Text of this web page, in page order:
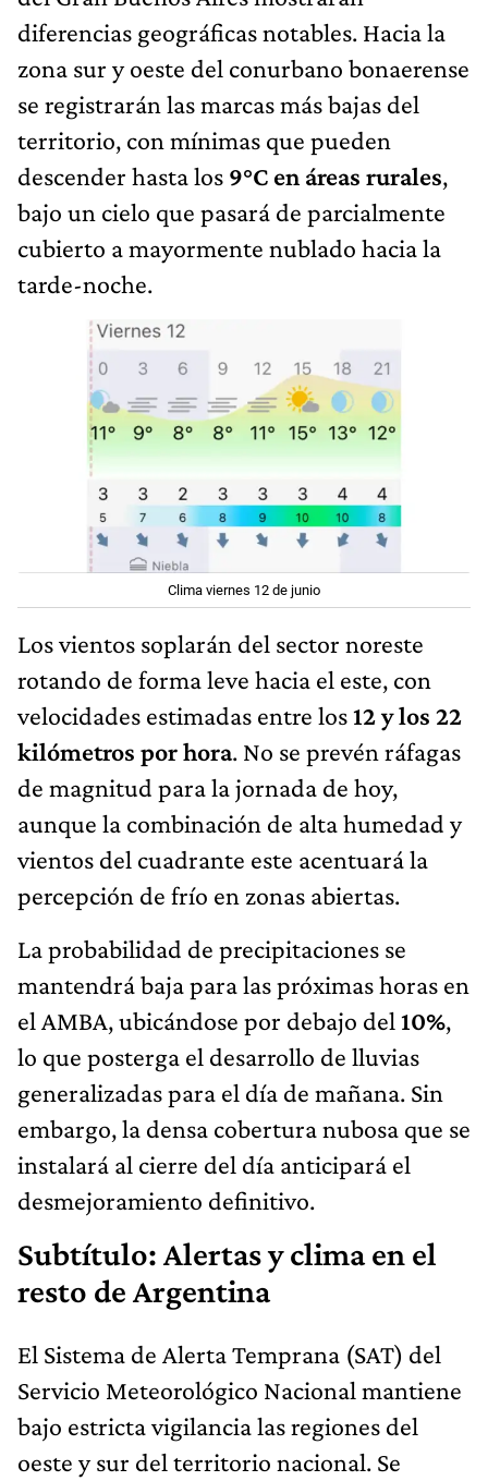
diferencias geográficas notables. Hacia la
zona sur y oeste del conurbano bonaerense
se registrarán las marcas más bajas del
territorio, con mínimas que pueden
descender hasta los 9°C en áreas rurales,
bajo un cielo que pasará de parcialmente
cubierto a mayormente nublado hacia la
tarde-noche.
Clima viernes 12 de junio
Los vientos soplarán del sector noreste
rotando de forma leve hacia el este, con
velocidades estimadas entre los12 y los 22
kilómetros por hora. No se prevén ráfagas
de magnitud para la jornada de hoy,
aunque la combinación de alta humedad y
vientos del cuadrante este acentuará la
percepción de frío en zonas abiertas.
La probabilidad de precipitaciones se
mantendrá baja para las próximas horas en
el AMBA, ubicándose por debajo del 10%,
lo que posterga el desarrollo de lluvias
generalizadas para el día de mañana. Sin
embargo, la densa cobertura nubosa que se
instalará al cierre del día anticipará el
desmejoramiento definitivo.
Subtítulo: Alertas y clima en el
resto de Argentina
El Sistema de Alerta Temprana (SAT) del
Servicio Meteorológico Nacional mantiene
bajo estricta vigilancia las regiones del
oeste y sur del territorio nacional. Se